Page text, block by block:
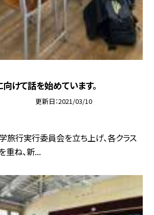
けて話を始めています。
更新日 2021/03/10
旅行実行委員会を立ち上げ、各クラス
重ね、新...